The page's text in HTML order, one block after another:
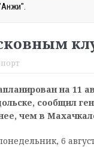
на 11
сообщил
чем в
6